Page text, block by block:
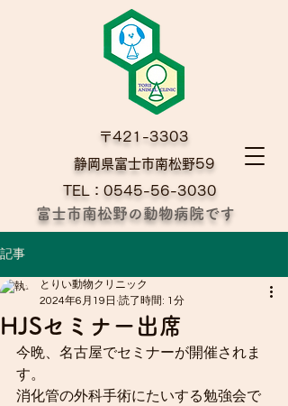
〒421-3303
​静岡県富士市南松野59
TEL：0545-56-3030
富士市南松野の動物病院です
記事
HJSセミナー出席
とりい動物クリニック
2024年6月19日 読了時間: 1分
今晩、名古屋でセミナーが開催されま
す。
消化管の外科手術にたいする勉強会で